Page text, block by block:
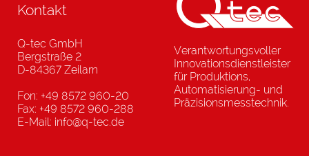
Kontakt
Q-tec GmbH
Bergstraße 2
D-84367 Zeilarn
Fon: +49 8572 960-20
Fax: +49 8572 960-288
E-Mail: info@q-tec.de
Verantwortungsvoller
Innovationsdienstleister
für Produktions,
Automatisierung- und
Präzisionsmesstechnik.